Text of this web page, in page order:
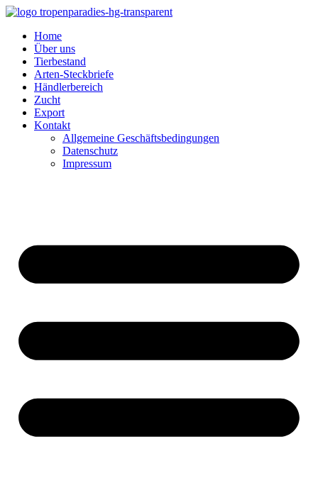
Home
Über uns
Tierbestand
Arten-Steckbriefe
Händlerbereich
Zucht
Export
Kontakt
Allgemeine Geschäftsbedingungen
Datenschutz
Impressum